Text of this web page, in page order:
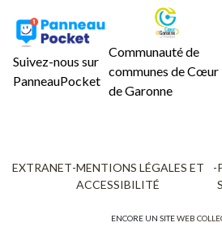
Suivez-nous sur
PanneauPocket
Communauté de
communes de Cœur
de Garonne
EXTRANET-MENTIONS LÉGALES ET
ACCESSIBILITÉ
-
ENCORE UN SITEWEB